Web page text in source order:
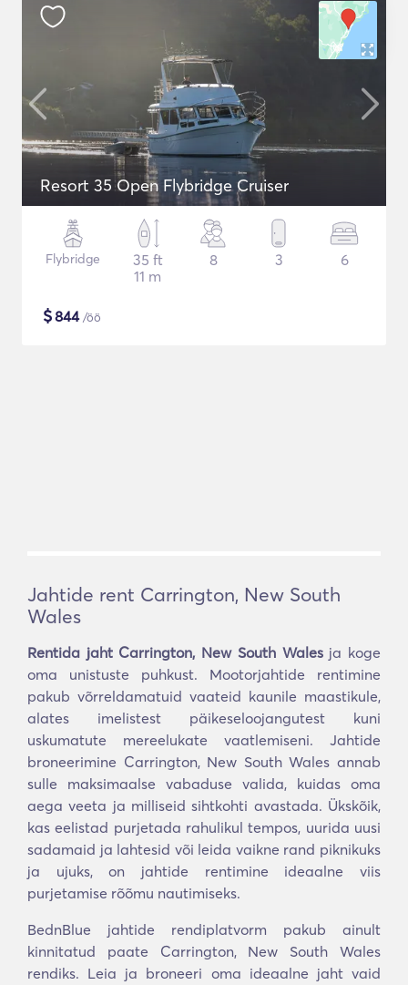
Resort 35 Open Flybridge Cruiser
Flybridge
35 ft
11 m
8 3 6
$844/öö
Jahtide rent Carrington, New South
Wales
Rentida jaht Carrington, New South Walesja koge
oma unistuste puhkust. Mootorjahtide rentimine
pakub võrreldamatuid vaateid kaunile maastikule,
alates imelistest päikeseloojangutest kuni
uskumatute mereelukate vaatlemiseni. Jahtide
broneerimine Carrington, New South Wales annab
sulle maksimaalse vabaduse valida, kuidas oma
aega veeta ja milliseid sihtkohti avastada. Ükskõik,
kas eelistad purjetada rahulikul tempos, uurida uusi
sadamaid ja lahtesid või leida vaikne rand piknikuks
ja ujuks, on jahtide rentimine ideaalne viis
purjetamise rõõmu nautimiseks.
BednBlue jahtide rendiplatvorm pakub ainult
kinnitatud paate Carrington, New South Wales
rendiks. Leia ja broneeri oma ideaalne jaht vaid